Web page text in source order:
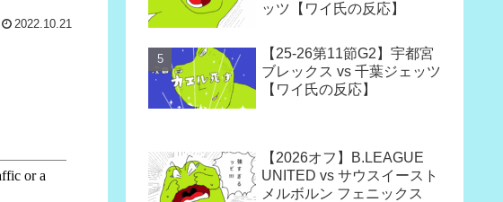
2022.10.21
ッツ【ワイ氏の反応】
【25-26第11節G2】宇都宮
ブレックス vs 千葉ジェッツ
【ワイ氏の反応】
【2026オフ】B.LEAGUE
UNITED vs サウスイースト
メルボルン フェニックス